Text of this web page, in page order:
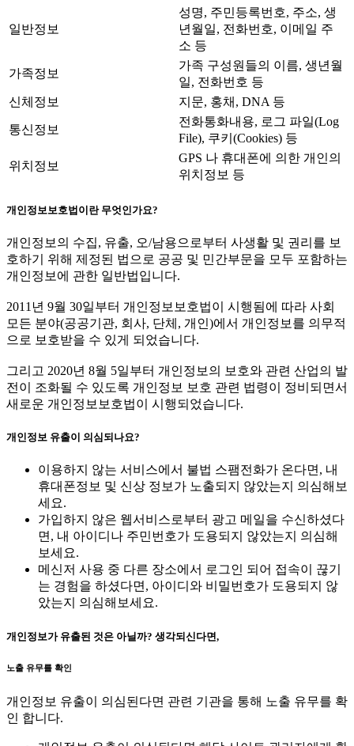
일반정보
성명, 주민등록번호, 주소, 생
년월일, 전화번호, 이메일 주
소 등
가족정보
가족 구성원들의 이름, 생년월
일, 전화번호 등
신체정보
지문, 홍채, DNA 등
통신정보
전화통화내용, 로그 파일(Log
File), 쿠키(Cookies) 등
위치정보
GPS 나 휴대폰에 의한 개인의
위치정보 등
개인정보보호법이란 무엇인가요?
개인정보의 수집, 유출, 오/남용으로부터 사생활 및 권리를 보
호하기 위해 제정된 법으로 공공 및 민간부문을 모두 포함하는
개인정보에 관한 일반법입니다.
2011년 9월 30일부터 개인정보보호법이 시행됨에 따라 사회
모든 분야(공공기관, 회사, 단체, 개인)에서 개인정보를 의무적
으로 보호받을 수 있게 되었습니다.
그리고 2020년 8월 5일부터 개인정보의 보호와 관련 산업의 발
전이 조화될 수 있도록 개인정보 보호 관련 법령이 정비되면서
새로운 개인정보보호법이 시행되었습니다.
개인정보 유출이 의심되나요?
이용하지 않는 서비스에서 불법 스팸전화가 온다면, 내
휴대폰정보 및 신상 정보가 노출되지 않았는지 의심해보
세요.
가입하지 않은 웹서비스로부터 광고 메일을 수신하셨다
면, 내 아이디나 주민번호가 도용되지 않았는지 의심해
보세요.
메신저 사용 중 다른 장소에서 로그인 되어 접속이 끊기
는 경험을 하셨다면, 아이디와 비밀번호가 도용되지 않
았는지 의심해보세요.
개인정보가 유출된 것은 아닐까? 생각되신다면,
노출 유무를 확인
개인정보 유출이 의심된다면 관련 기관을 통해 노출 유무를 확
인 합니다.